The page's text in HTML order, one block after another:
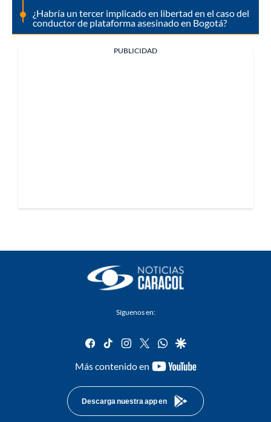
¿Habría un tercer implicado en libertad en el caso del
conductor de plataforma asesinado en Bogotá?
PUBLICIDAD
Síguenos en:
facebook
tiktok instagram
twitterwhatsapp
google
Más contenido en
youtube-
Descarga nuestra app en